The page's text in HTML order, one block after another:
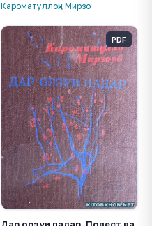
Кароматуллоҳи Мирзо
PDF